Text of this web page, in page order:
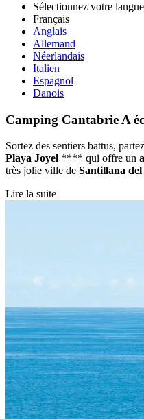
Sélectionnez votre langue
Français
Anglais
Allemand
Néerlandais
Italien
Espagnol
Danois
Camping Cantabrie A
Sortez des sentiers battus,
Playa Joyel **** qui offre un
très jolie ville de Santillana
Lire la suite